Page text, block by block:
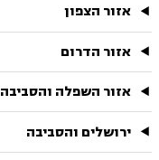
אזור הצפון
אזור הדרום
אזור השפלה והסביבה
ירושלים והסביבה